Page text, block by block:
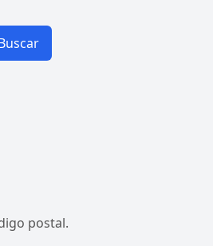
postal.